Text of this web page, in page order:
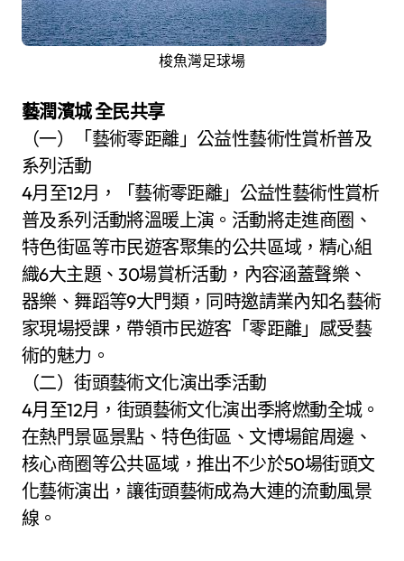
梭魚灣足球場
藝潤濱城 全民共享
（一）「藝術零距離」公益性藝術性賞析普及
系列活動
4月至12月，「藝術零距離」公益性藝術性賞析
普及系列活動將溫暖上演。活動將走進商圈、
特色街區等市民遊客聚集的公共區域，精心組
織6大主題、30場賞析活動，內容涵蓋聲樂、
器樂、舞蹈等9大門類，同時邀請業內知名藝術
家現場授課，帶領市民遊客「零距離」感受藝
術的魅力。
（二）街頭藝術文化演出季活動
4月至12月，街頭藝術文化演出季將燃動全城。
在熱門景區景點、特色街區、文博場館周邊、
核心商圈等公共區域，推出不少於50場街頭文
化藝術演出，讓街頭藝術成為大連的流動風景
線。